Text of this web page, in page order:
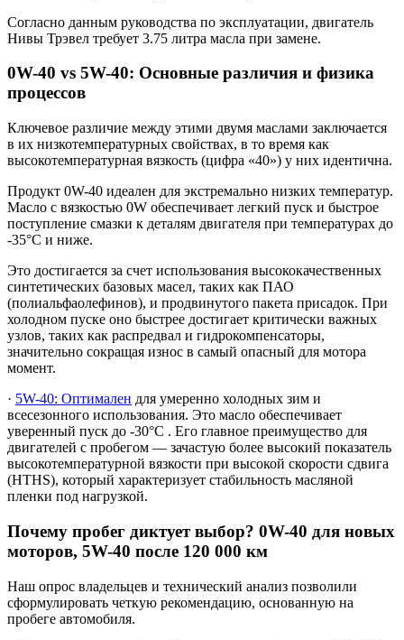
Согласно данным руководства по эксплуатации, двигатель
Нивы Трэвел требует 3.75 литра масла при замене.
0W-40 vs 5W-40: Основные различия и физика
процессов
Ключевое различие между этими двумя маслами заключается
в их низкотемпературных свойствах, в то время как
высокотемпературная вязкость (цифра «40») у них идентична.
Продукт 0W-40 идеален для экстремально низких температур.
Масло с вязкостью 0W обеспечивает легкий пуск и быстрое
поступление смазки к деталям двигателя при температурах до
-35°C и ниже.
Это достигается за счет использования высококачественных
синтетических базовых масел, таких как ПАО
(полиальфаолефинов), и продвинутого пакета присадок. При
холодном пуске оно быстрее достигает критически важных
узлов, таких как распредвал и гидрокомпенсаторы,
значительно сокращая износ в самый опасный для мотора
момент.
· 5W-40: Оптимален для умеренно холодных зим и
всесезонного использования. Это масло обеспечивает
уверенный пуск до -30°C . Его главное преимущество для
двигателей с пробегом — зачастую более высокий показатель
высокотемпературной вязкости при высокой скорости сдвига
(HTHS), который характеризует стабильность масляной
пленки под нагрузкой.
Почему пробег диктует выбор? 0W-40 для новых
моторов, 5W-40 после 120 000 км
Наш опрос владельцев и технический анализ позволили
сформулировать четкую рекомендацию, основанную на
пробеге автомобиля.